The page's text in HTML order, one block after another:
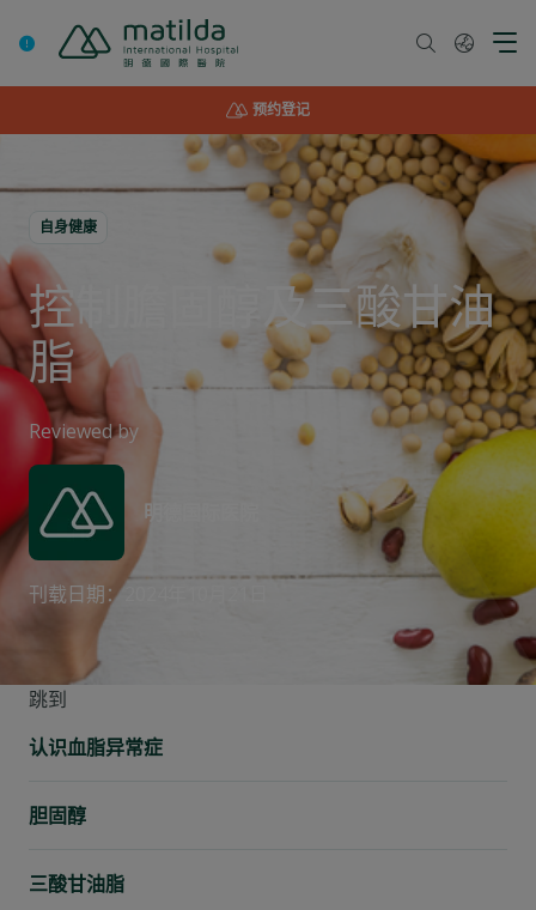
预约登记
自身健康
控制膽固醇及三酸甘油
脂
Reviewed by
明德国际医院
刊载日期：2024年10月21日
跳到
认识血脂异常症
胆固醇
三酸甘油脂